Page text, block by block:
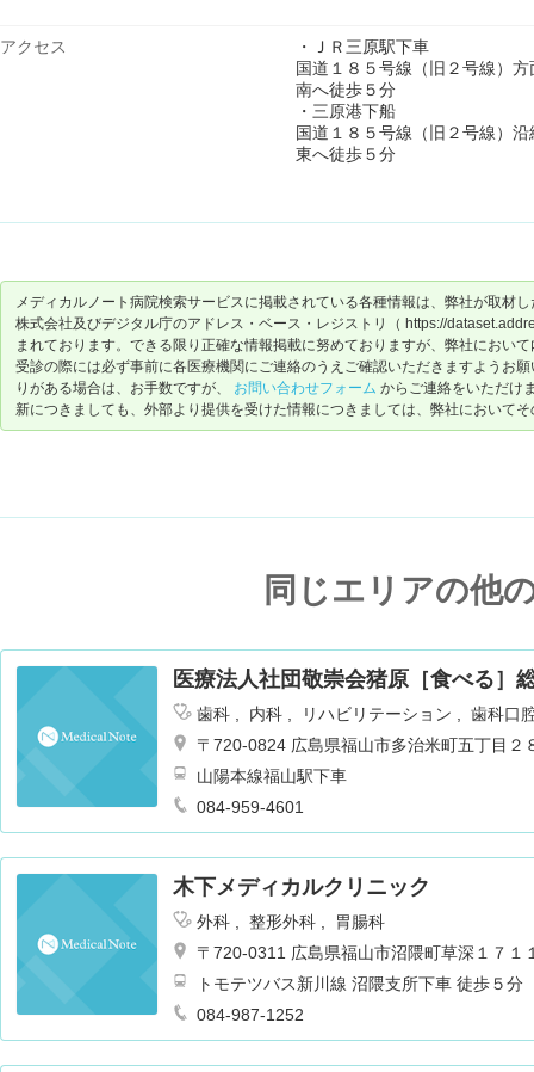
アクセス
・ＪＲ三原駅下車
国道１８５号線（旧２号線）方
南へ徒歩５分
・三原港下船
国道１８５号線（旧２号線）沿
東へ徒歩５分
メディカルノート病院検索サービスに掲載されている各種情報は、弊社が取材
株式会社及びデジタル庁のアドレス・ベース・レジストリ（ https://
まれております。できる限り正確な情報掲載に努めておりますが、弊社におい
受診の際には必ず事前に各医療機関にご連絡のうえご確認いただきますようお
りがある場合は、お手数ですが、 お問い合わせフォーム からご連絡をいただけ
新につきましても、外部より提供を受けた情報につきましては、弊社において
同じエリアの他
医療法人社団敬崇会猪原［食べる］
歯科 内科 リハビリテーション
歯科口
〒720-0824 広島県福山市多治米町五丁目２
山陽本線福山駅下車
084-959-4601
木下メディカルクリニック
外科 整形外科
胃腸科
〒720-0311 広島県福山市沼隈町草深１７１
トモテツバス新川線 沼隈支所下車 徒歩５分
084-987-1252